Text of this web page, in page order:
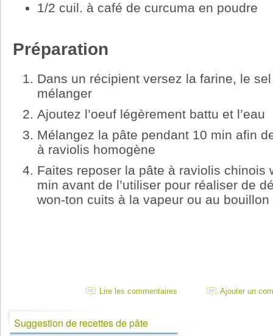
1/2 cuil. à café de curcuma en poudre
Préparation
Dans un récipient versez la farine, le
mélanger
Ajoutez l’oeuf légèrement battu et l’eau
Mélangez la pâte pendant 10 min afin
à raviolis homogène
Faites reposer la pâte à raviolis chinois
min avant de l’utiliser pour réaliser de
won-ton cuits à la vapeur ou au bouillon
Lire les commentaires Ajouter un
Suggestion de recettes de pâte